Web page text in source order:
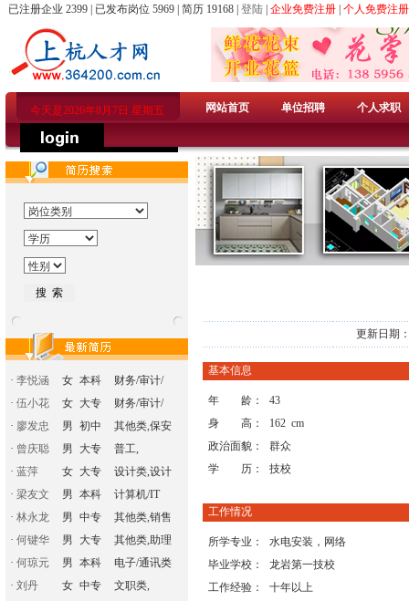
已注册企业 2399 | 已发布岗位 5969 | 简历 19168 | 登陆 企业免费注册 个人免费注册
今天是2026年8月7日 星期五 网站首页 单位招聘 个人求职
· 李悦涵 女 本科
财务/审计/
· 伍小花 女 大专
财务/审计/
· 廖发忠 男 初中
其他类,保安
· 曾庆聪 男 大专
普工,
· 蓝萍 女 大专
设计类,设计
· 梁友文 男 本科
计算机/IT
· 林永龙 男 中专
其他类,销售
· 何键华 男 大专
其他类,助理
· 何琼元 男 本科
电子/通讯类
· 刘丹 女 中专
文职类,
更新日
基本信息
年 龄：
43
身 高：
162 cm
政治面貌：
群众
学 历：
技校
工作情况
所学专业：
水电安装，网络
毕业学校：
龙岩第一技校
工作经验：
十年以上